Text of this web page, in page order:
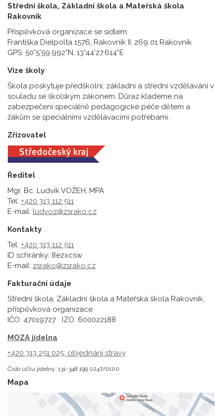
Střední škola, Základní škola a Mateřská škola
Rakovník
Příspěvková organizace se sídlem:
Františka Dielpolta 1576, Rakovník II, 269 01 Rakovník
GPS: 50°5’59.992”N, 13°44’27.614”E
Vize školy
Škola poskytuje předškolní, základní a střední vzdělávání v
souladu se školským zákonem. Důraz klademe na
zabezpečení speciálně pedagogické péče dětem a
žákům se speciálními vzdělávacími potřebami.
Zřizovatel
Ředitel
Mgr. Bc. Ludvík VOŽEH, MPA
Tel: +420 313 112 511
E-mail: ludvoz@zsrako.cz
Kontakty
Tel: +420 313 112 511
ID schránky: 8e2xcsw
E-mail: zsrako@zsrako.cz
Fakturační údaje
Střední škola, Základní škola a Mateřská škola Rakovník,
příspěvková organizace
IČO: 47019727 IZO: 600022188
MOZA jídelna
+420 313 251 025; objednání stravy
Číslo účtu jídelny: 131-348 199 0247/0100
Mapa